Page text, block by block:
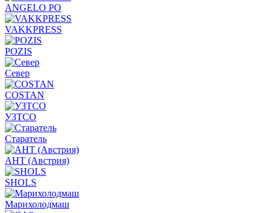
ANGELO PO
VAKKPRESS
POZIS
Север
COSTAN
УЗТСО
Старатель
АНТ (Австрия)
SHOLS
Марихолодмаш